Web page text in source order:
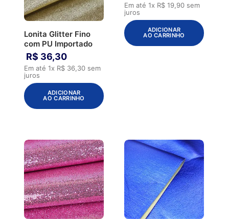
Lonita Glitter Fino
com PU Importado
R$ 36,30
Em até1x R$ 36,30 sem
juros
ADICIONAR
AO CARRINHO
Em até 1x R$ 19,90 sem
juros
ADICIONAR
AO CARRINHO